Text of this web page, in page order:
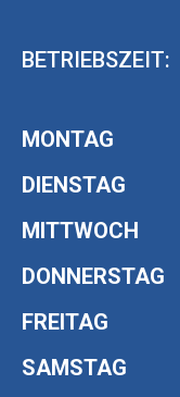
BETRIEBSZEIT:
MONTAG
DIENSTAG
MITTWOCH
DONNERSTAG
FREITAG
SAMSTAG